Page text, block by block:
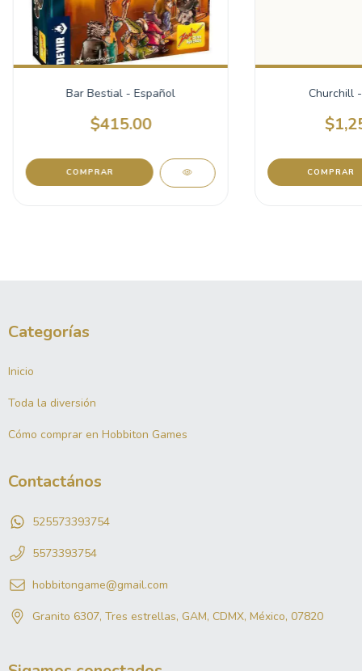
Bar Bestial - Español
$415.00
Churchill
COMPRAR
Categorías
Inicio
Toda la diversión
Cómo comprar en Hobbiton Games
Contactános
525573393754
5573393754
hobbitongame@gmail.com
Granito 6307, Tres estrellas, GAM, CDMX, México, 07820